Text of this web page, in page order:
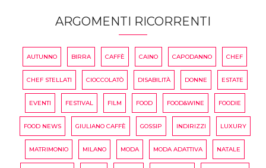
ARGOMENTI RICORRENTI
AUTUNNO BIRRA CAFFÈ CAINO CAPODANNO CHEF
CHEF STELLATI CIOCCOLATÒ DISABILITÀ DONNE ESTATE
EVENTI FESTIVAL FILM FOOD FOOD&WINE FOODIE
FOOD NEWS GIULIANO CAFFÈ GOSSIP INDIRIZZI LUXURY
MATRIMONIO MILANO MODA MODA ADATTIVA NATALE